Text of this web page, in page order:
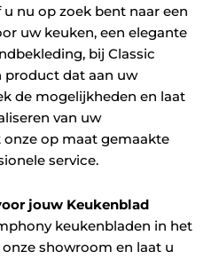
nu op zoek bent naar een
uw keuken, een elegante
bij Classic
product dat aan uw
de mogelijkheden en laat
van uw
op maat gemaakte
service.
jouw Keukenblad
keukenbladen in het
showroom en laat u